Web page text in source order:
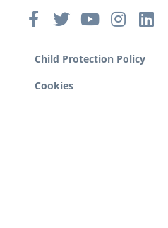
Child Protection Policy
Cookies